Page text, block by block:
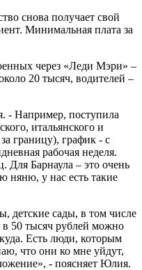
снова получает свой
Минимальная плата за
через «Леди Мэри» –
20 тысяч, водителей –
- Например, поступила
итальянского и
границу), график - с
рабочая неделя.
Для Барнаула – это очень
у нас есть такие
детские сады, в том числе
в 50 тысяч рублей можно
Есть люди, которым
что они ко мне уйдут,
- поясняет Юлия.